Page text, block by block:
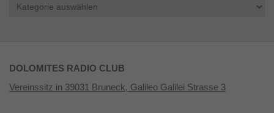
DOLOMITES RADIO CLUB
Vereinssitz in 39031 Bruneck, Galileo Galilei Strasse 3